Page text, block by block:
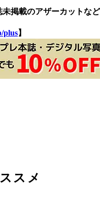
未掲載のアザーカットなど
plus】
スメ